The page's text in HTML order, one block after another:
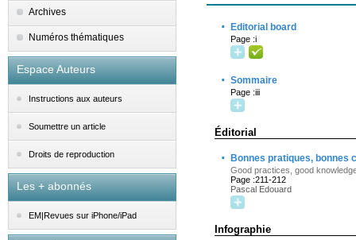
Archives
Numéros thématiques
Espace Auteurs
Instructions aux auteurs
Soumettre un article
Droits de reproduction
Les + abonnés
EM|Revues sur iPhone/iPad
· Editorial board
Page :i
· Sommaire
Page :iii
Éditorial
· Bonnes pratiques,
Good practices, good
Page :211-212
Pascal Edouard
Infographie